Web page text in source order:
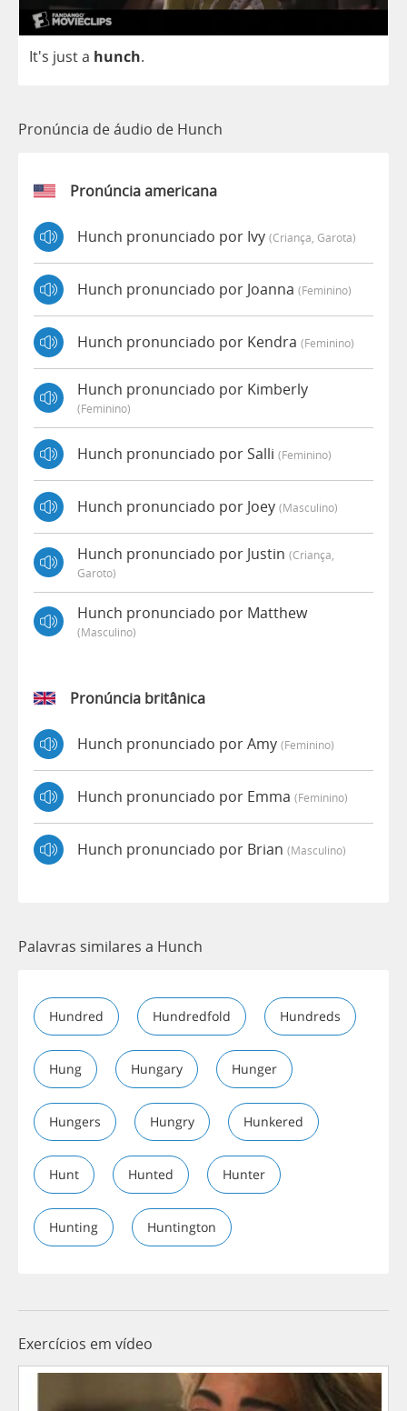
It's justa hunch.
Pronúncia de áudio de Hunch
Pronúncia americana
Hunch pronunciado por Ivy (criança, Garota)
Hunch pronunciado por Joanna (feminino)
Hunch pronunciado por Kendra (feminino)
Hunch pronunciado por Kimberly
(feminino)
Hunch pronunciado por Salli (feminino)
Hunch pronunciado por Joey (masculino)
Hunch pronunciado por Justin (criança,
Garoto)
Hunch pronunciado por Matthew
(masculino)
Pronúncia britânica
Hunch pronunciado por Amy (feminino)
Hunch pronunciado por Emma (feminino)
Hunch pronunciado por Brian (masculino)
Palavras similares a Hunch
Hundred Hundredfold Hundreds
Hung Hungary Hunger
Hungers Hungry Hunkered
Hunt Hunted Hunter
Hunting Huntington
Exercícios em vídeo